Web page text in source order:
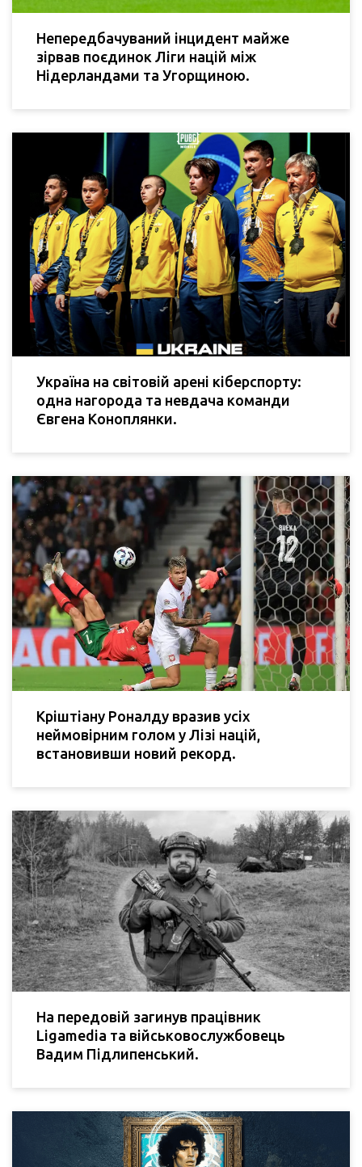
Непередбачуваний інцидент майже
зірвав поєдинок Ліги націй між
Нідерландами та Угорщиною.
Україна на світовій арені кіберспорту:
одна нагорода та невдача команди
Євгена Коноплянки.
Кріштіану Роналду вразив усіх
неймовірним голом у Лізі націй,
встановивши новий рекорд.
На передовій загинув працівник
Ligamedia та військовослужбовець
Вадим Підлипенський.